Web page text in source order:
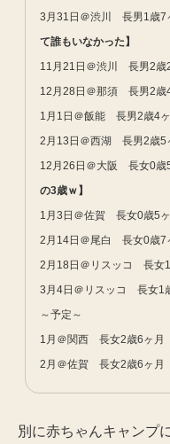
3月31日＠渋川 長男1歳
て誰もいなかった】
11月21日＠渋川 長男2歳
12月28日＠那須 長男2歳
1月1日＠飯能 長男2歳4ヶ
2月13日＠西湖 長男2歳5
12月26日＠大阪 長女0
の3歳ｗ】
1月3日＠佐賀 長女0歳5ヶ
2月14日＠尾白 長女0歳
2月18日＠リスッコ 長女1
3月4日＠リスッコ 長女1
～予定～
1月＠関西 長女2歳6ヶ月
2月＠佐賀 長女2歳6ヶ月
別に赤ちゃんキャンプ